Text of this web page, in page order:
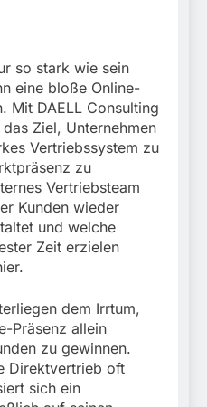
zur Sicherstellung
Zigaretten
eines
so stark wie sein
eine bloße Online-
Mit DAELL Consulting
Ziel, Unternehmen
Vertriebssystem zu
zu
Vertriebsteam
Kunden wieder
und welche
Zeit erzielen
dem Irrtum,
Präsenz allein
zu gewinnen.
Direktvertrieb oft
sich ein